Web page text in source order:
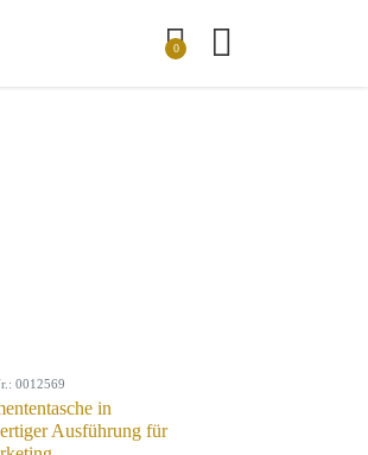
0
0012569
in
Ausführung für